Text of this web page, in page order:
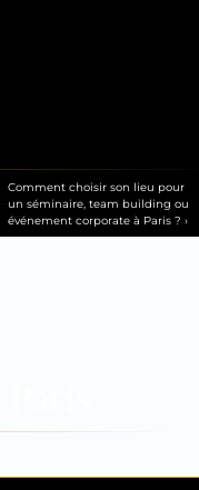
Comment choisir son lieu pour
un séminaire, team building ou
événement corporate à Paris ? ›